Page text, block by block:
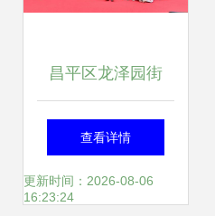
昌平区龙泽园街
道“一核两翼”解锁
基层治理新密码 创
查看详情
更新时间：2026-08-06
16:23:24